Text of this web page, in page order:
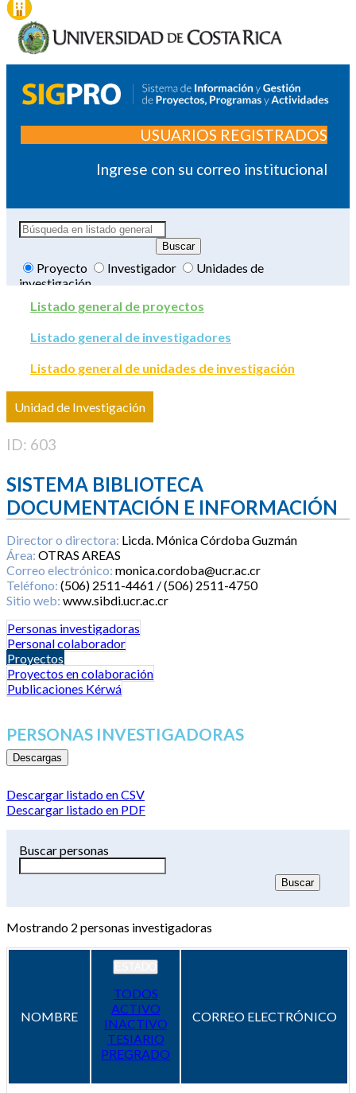
USUARIOS REGISTRADOS
Ingrese con su correo institucional
Proyecto Investigador
Unidades de
investigación
Listado general de proyectos
Listado general de investigadores
Listado general de unidades de investigación
Unidad de Investigación
ID: 603
SISTEMA BIBLIOTECA
DOCUMENTACIÓN E INFORMACIÓN
Director o directora: Licda. Mónica Córdoba Guzmán
Área: OTRAS AREAS
Correo electrónico: monica.cordoba@ucr.ac.cr
Teléfono: (506) 2511-4461 / (506) 2511-4750
Sitio web: www.sibdi.ucr.ac.cr
Personas investigadoras
Personal colaborador
Proyectos
Proyectos en colaboración
Publicaciones Kérwá
PERSONAS INVESTIGADORAS
Descargas
Descargar listado en CSV
Descargar listado en PDF
Buscar personas
Mostrando 2 personas investigadoras
NOMBRE
TODOS
ACTIVO
INACTIVO
TESIARIO
PREGRADO
CORREO ELECTRÓNICO